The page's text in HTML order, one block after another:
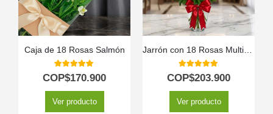
Caja de 18 Rosas Salmón
5.00out of 5
COP$170.900
Ver producto
5.00out of 5
COP$203.900
Ver producto